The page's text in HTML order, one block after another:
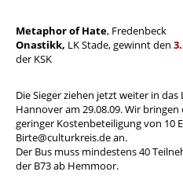
Metaphor of Hate, Fredenbeck
Onastikk, LK Stade, gewinnt den
der KSK
Die Sieger ziehen jetzt weiter in
Hannover am 29.08.09. Wir
geringer Kostenbeteiligung von 10
Birte@culturkreis.de an.
Der Bus muss mindestens 40
der B73 ab Hemmoor.